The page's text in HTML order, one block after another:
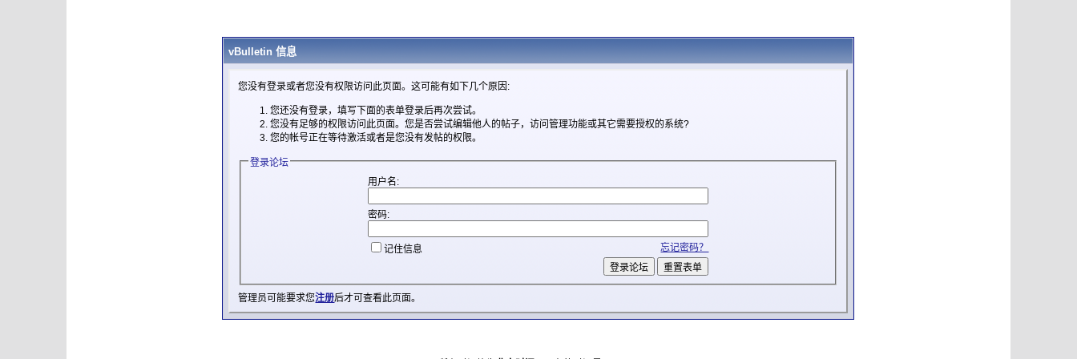
vBulletin 信息
您没有登录或者您没有权限访问此页面。这可能有如下几个原因:
您还没有登录，填写下面的表单登录后再次尝试。
您没有足够的权限访问此页面。您是否尝试编辑他人的帖子，访问管理功能或其它需要授权的系统?
您的帐号正在等待激活或者是您没有发帖的权限。
登录论坛
用户名:
密码:
忘记密码？
记住信息
管理员可能要求您注册后才可查看此页面。